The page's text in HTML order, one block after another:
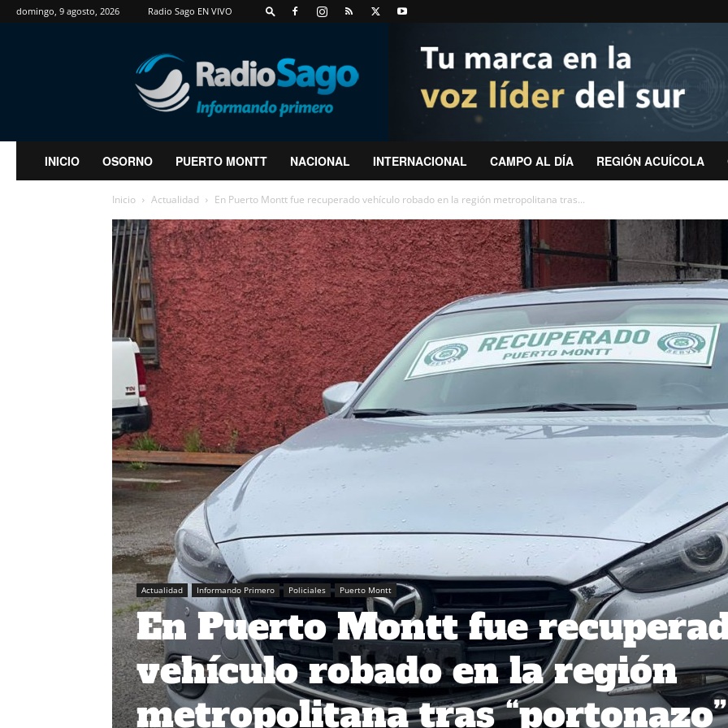
domingo, 9 agosto, 2026 Radio Sago EN VIVO
RadioSago
INICIO OSORNO PUERTO MONTT NACIONAL INTERNACIONAL CAMPO AL DÍA REGIÓN ACUÍCOLA
Inicio Actualidad En Puerto Montt fue recuperado vehículo robado en la región metropolitana tras...
Actualidad Informando Primero Policiales Puerto Montt
En Puerto Montt fue
vehículo robado en la región
metropolitana tras